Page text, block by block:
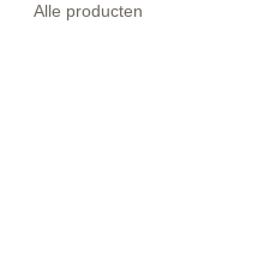
Alle producten